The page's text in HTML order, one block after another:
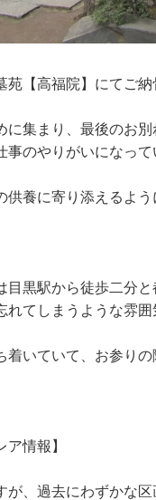
苑【高福院】にてご納
に集まり、最後のお
事のやりがいになって
供養に寄り添えるよう
目黒駅から徒歩二分
れてしまうような雰囲
着いていて、お参り
ア情報】
が、過去にわずかな